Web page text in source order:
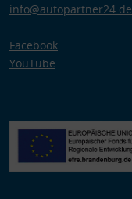
info@autopartner24.de
Facebook
YouTube